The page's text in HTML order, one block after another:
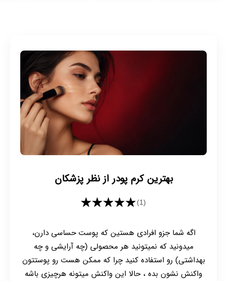
بهترین کرم پودر از نظر پزشکان
★★★★★(1)
اگه شما جزو افرادی هستین که پوست حساسی دارن،
میدونید که نمیتونید هر محصولی (چه آرایشی و چه
بهداشتی) رو استفاده کنید چرا که ممکن هست رو پوستتون
واکنش نشون بده ، حالا این واکنش میتونه هرچیزی باشه